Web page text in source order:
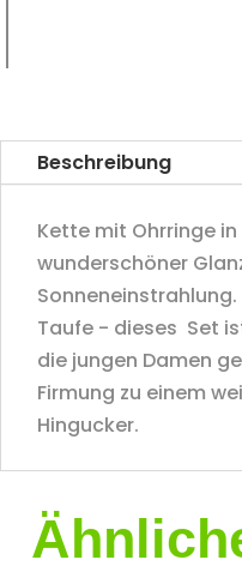
Beschreibung
Kette mit Ohrringe
wunderschöner
Taufe - dieses Set
die jungen Damen
Firmung zu einem
Hingucker.